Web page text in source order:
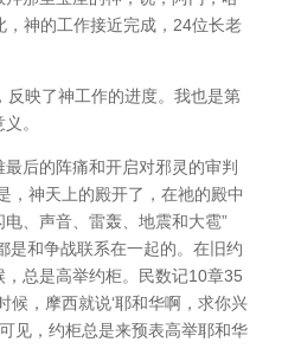
，神的工作接近完成，24位长老
反映了神工作的进度。我也是第
。
后的阵痛和开启对邪灵的审判
，神天上的殿开了，在祂的殿中
、声音、雷轰、地震和大雹”
是和争战联系在一起的。在旧约
总是高举约柜。民数记10章35
候，摩西就说‘耶和华啊，求你兴
见，约柜总是来预表高举耶和华